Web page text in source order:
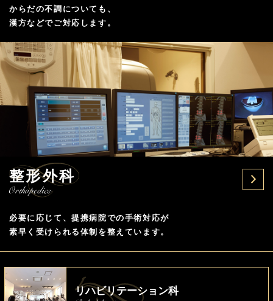
からだの不調についても、
漢方などでご対応します。
整形外科
必要に応じて、提携病院での手術対応が
素早く受けられる体制を整えています。
リハビリテーション科